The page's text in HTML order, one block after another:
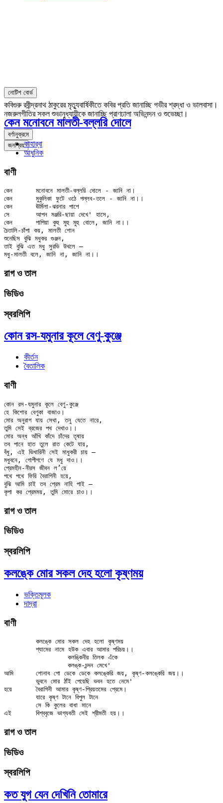
নোটিশ বোর্ড
কবিগুরু রবীন্দ্রনাথ ঠাকুরের মৃত্যুবার্ষিকীতে কবির প্রতি জানাচ্ছি গভীর শ্রদ্ধা ও ভালবাসা।
নজরুলগীতির সকল শুভানুধ্যায়ীকে জানাচ্ছি প্রাণঢালা অভিনন্দন ও শুভেচ্ছা।
বর্ণানুক্রমে
জনপ্রিয়
কেন মনোবনে মালতী-বল্লরি দোলে
কাহার্‌বা
আধুনিক
বাণী
কেন	মনোবনে মালতী-বল্লরি দোলে - জানি না।
কেন	মুকুলিকা ফুটে ওঠে পল্লব-তলে - জানি না।।
কেন	ঊর্মিলা-ঝরনার পাশে
সে	আপন মঞ্জরি-ছায়া দেখে' হাসে,
কেন	পাপিয়া কুহু মুহু মুহু বোলে, জানি না।।
চৈতালি-চাঁপা কয়, মালতী শোন
শুনেছিস বুঝি মধুকর গুঞ্জন,
তাই বুঝি এত মধু সুরভি উথলে —
রাগ ও তাল
ভিডিও
স্বরলিপি
কোন রস-যমুনার কূলে বেণু-কুঞ্জে
কীর্তন
বৈতালিক
বাণী
কোন রস-যমুনার কূলে বেণু-কুঞ্জে
হে কিশোর বেণুকা বাজাও।
মোর অনুরাগ যায় সেথা, তনু যেতে নারে,
তুমি সেই ব্রজের পথ দেখাও।।
মোর অন্ধ আঁখি কাঁদে চাঁদের তৃষায়
তব পানে হাত তুলে রাত কেটে যায়,
বঁধু, এই ভিখারিনী সেই মাধুকরী চায় –
মধুবনে, গোপীগণে যে মধু দাও।।
প্রেমহীন-নীরস জীবন ল’য়ে
পথে পথে ফিরি বৈরাগিনী হয়ে,
বুঝি আমি চাই তব প্রেম নাহি পাই –
রাগ ও তাল
ভিডিও
স্বরলিপি
কলঙ্কে মোর সকল দেহ হলো কৃষ্ণময়
ভক্তিমূলক
দাদ্‌রা
বাণী
	শ্যামের নামে হউক এবার আমার পরিচয়।।
আমি	শোনাব গো ডেকে ডেকে কলঙ্কেরি জয়, কৃষ্ণ-কলঙ্কেরি জয়।।
হয়ে	বৈরাগিনী আমার কৃষ্ণ-প্রিয়তমের প্রেমে।
রাগ ও তাল
ভিডিও
স্বরলিপি
কত যুগ যেন দেখিনি তোমারে